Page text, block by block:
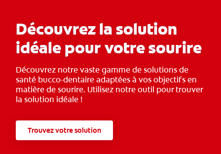
Découvrez la solution
idéale pour votre sourire
Découvrez notre vaste gamme de solutions de
santé bucco-dentaire adaptées à vos objectifs en
matière de sourire. Utilisez notre outil pour trouver
la solution idéale !
Trouvez votre solution